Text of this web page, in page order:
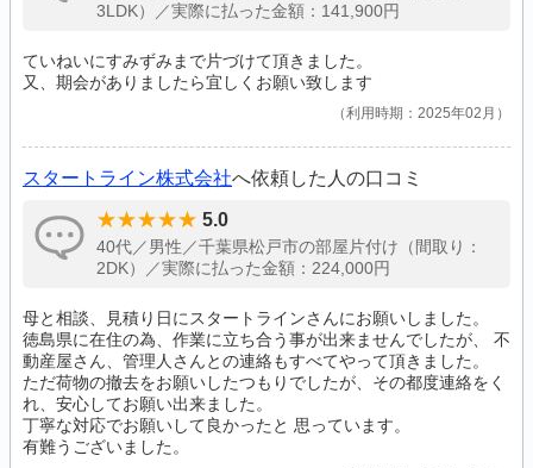
3LDK）／実際に払った金額：141,900円
ていねいにすみずみまで片づけて頂きました。
又、期会がありましたら宜しくお願い致します
利用時期：2025年02月
スタートライン株式会社へ依頼した人の口コミ
5.0
40代／男性／千葉県松戸市の部屋片付け（間取り：
2DK）／実際に払った金額：224,000円
母と相談、見積り日にスタートラインさんにお願いしました。
徳島県に在住の為、作業に立ち合う事が出来ませんでしたが、 不
動産屋さん、管理人さんとの連絡もすべてやって頂きました。
ただ荷物の撤去をお願いしたつもりでしたが、その都度連絡をく
れ、安心してお願い出来ました。
丁寧な対応でお願いして良かったと 思っています。
有難うございました。